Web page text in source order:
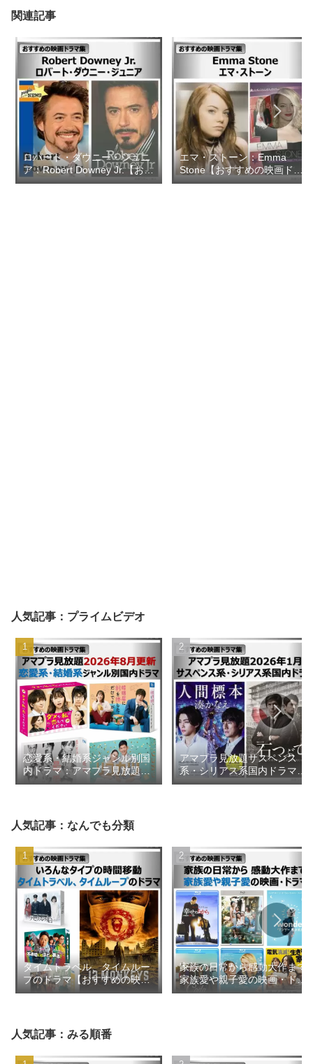
関連記事
ロバート・ダウニー・ジュニ
ア：Robert Downey Jr.【おす
すめの映画ドラマ集】
エマ・ストーン：Emma
Stone【おすすめの映画ドラ
マ集】
人気記事：プライムビデオ
恋愛系・結婚系ジャンル別国
内ドラマ：アマプラ見放題
2026年8月更新【おすすめの
アマプラ見放題サスペンス
系・シリアス系国内ドラマ
2026年1月【おすすめの映画
人気記事：なんでも分類
タイムトラベル、タイムルー
プのドラマ【おすすめの映画
ドラマ集】
家族の日常から感動大作まで
家族愛や親子愛の映画・ドラ
マ【おすすめの映画ドラマ
人気記事：みる順番